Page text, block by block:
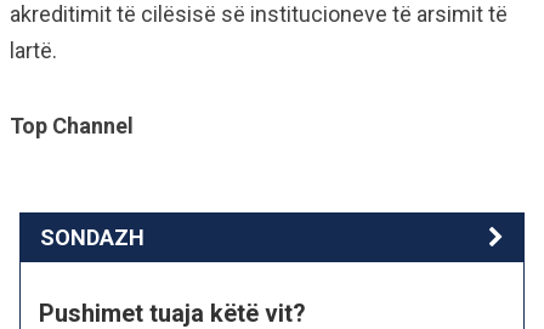
akreditimit të cilësisë së institucioneve të arsimit të
lartë.
Top Channel
SONDAZH
Pushimet tuaja këtë vit?